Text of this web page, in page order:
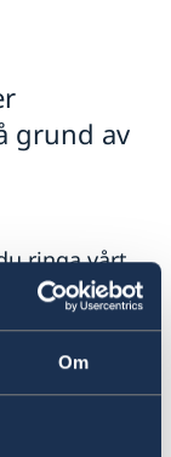
Om
grund av
ringa vårt
Du kommer
i